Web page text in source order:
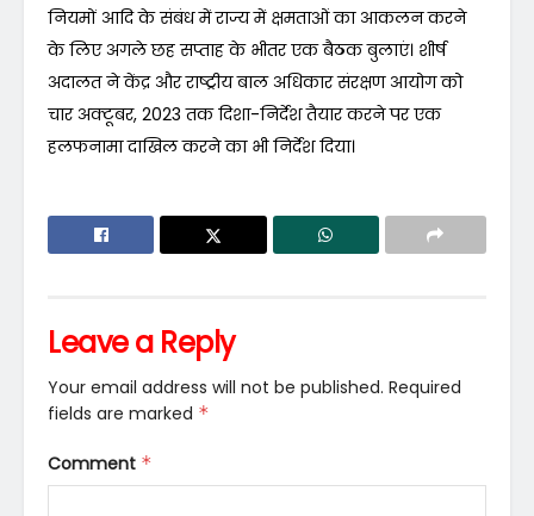
नियमों आदि के संबंध में राज्य में क्षमताओं का आकलन करने
के लिए अगले छह सप्ताह के भीतर एक बैठक बुलाएं। शीर्ष
अदालत ने केंद्र और राष्ट्रीय बाल अधिकार संरक्षण आयोग को
चार अक्टूबर, 2023 तक दिशा-निर्देश तैयार करने पर एक
हलफनामा दाखिल करने का भी निर्देश दिया।
Leave a Reply
Your email address will not be published. Required
fields are marked *
Comment *